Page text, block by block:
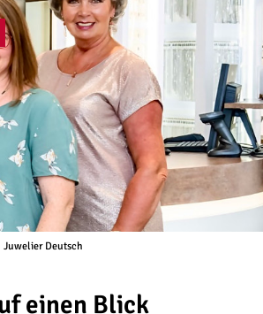
Juwelier Deutsch
einen Blick